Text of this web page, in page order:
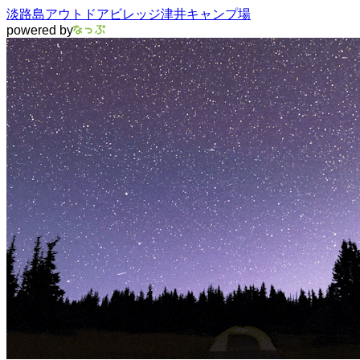
淡路島アウトドアビレッジ津井キャンプ場
powered by